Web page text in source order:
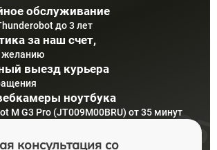
обслуживание
до 3 лет
за наш счет,
желанию
выезд курьера
ноутбука
M G3 Pro (JT009M00BRU) от 35 минут
консультация со